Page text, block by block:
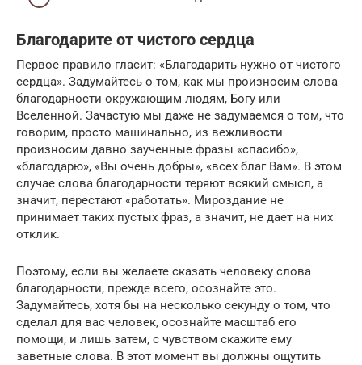
Благодарите от чистого сердца
Первое правило гласит: «Благодарить нужно от чистого
сердца». Задумайтесь о том, как мы произносим слова
благодарности окружающим людям, Богу или
Вселенной. Зачастую мы даже не задумаемся о том, что
говорим, просто машинально, из вежливости
произносим давно заученные фразы «спасибо»,
«благодарю», «Вы очень добры», «всех благ Вам». В этом
случае слова благодарности теряют всякий смысл, а
значит, перестают «работать». Мироздание не
принимает таких пустых фраз, а значит, не дает на них
отклик.
Поэтому, если вы желаете сказать человеку слова
благодарности, прежде всего, осознайте это.
Задумайтесь, хотя бы на несколько секунду о том, что
сделал для вас человек, осознайте масштаб его
помощи, и лишь затем, с чувством скажите ему
заветные слова. В этот момент вы должны ощутить